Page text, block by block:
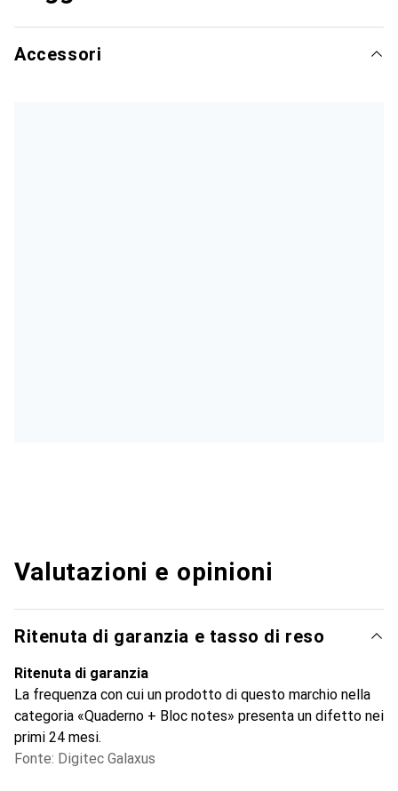
Accessori
Valutazioni e opinioni
Ritenuta di garanzia e tasso di reso
Ritenuta di garanzia
La frequenza con cui un prodotto di questo marchio nella
categoria «Quaderno + Bloc notes» presenta un difetto nei
primi 24 mesi.
Fonte: Digitec Galaxus